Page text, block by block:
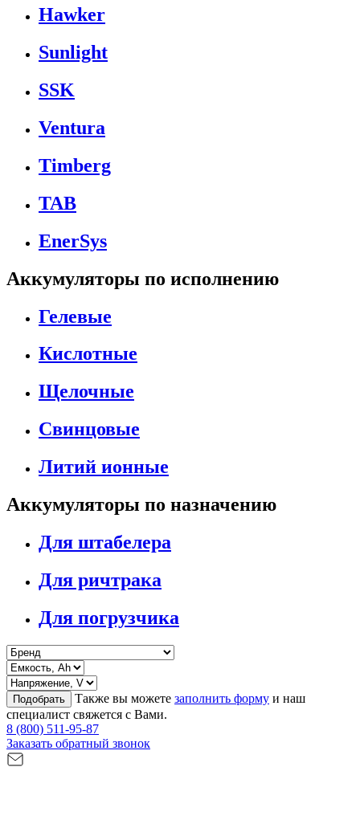
Hawker
Sunlight
SSK
Ventura
Timberg
TAB
EnerSys
Аккумуляторы по исполнению
Гелевые
Кислотные
Щелочные
Свинцовые
Литий ионные
Аккумуляторы по назначению
Для штабелера
Для ричтрака
Для погрузчика
Подобрать Также вы можете заполнить форму и наш
специалист свяжется с Вами.
8 (800) 511-95-87
Заказать обратный звонок